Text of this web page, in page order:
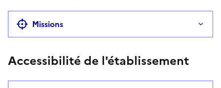
Missions
Accessibilité de l'établissement